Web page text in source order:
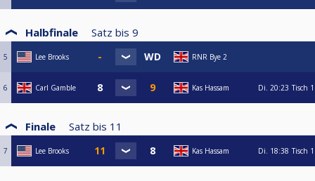
Halbfinale Satz bis 9
5 Lee Brooks RNR Bye 2
6 Carl Gamble Kas Hassam Di. 20:23 Tisch 1
Finale Satz bis 11
7 Lee Brooks Kas Hassam Di. 18:38 Tisch 1